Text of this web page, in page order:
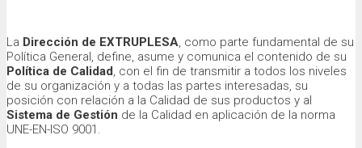
La Dirección de EXTRUPLESA, como parte fundamental de su
Política General, define, asume y comunica el contenido de su
Política de Calidad, con el fin de transmitir a todos los niveles
de su organización y a todas las partes interesadas, su
posición con relación a la Calidad de sus productos y al
Sistema de Gestión de la Calidad en aplicación de la norma
UNE-EN-ISO 9001.